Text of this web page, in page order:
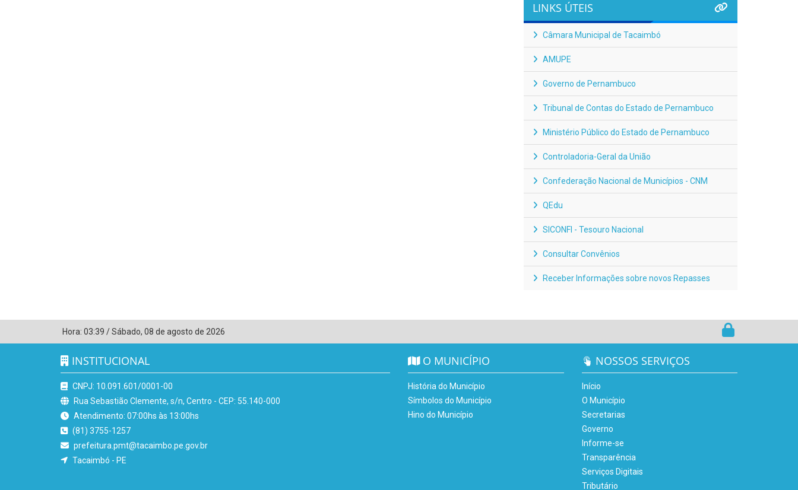
LINKS ÚTEIS
Câmara Municipal de Tacaimbó
AMUPE
Governo de Pernambuco
Tribunal de Contas do Estado de Pernambuco
Ministério Público do Estado de Pernambuco
Controladoria-Geral da União
Confederação Nacional de Municípios - CNM
QEdu
SICONFI - Tesouro Nacional
Consultar Convênios
Receber Informações sobre novos Repasses
Hora: 03:39 /Sábado, 08 de agosto de 2026
INSTITUCIONAL
CNPJ: 10.091.601/0001-00
Rua Sebastião Clemente, s/n, Centro - CEP: 55.140-000
Atendimento: 07:00hs às 13:00hs
(81) 3755-1257
prefeitura.pmt@tacaimbo.pe.gov.br
Tacaimbó - PE
O MUNICÍPIO
História do Município
Símbolos do Município
Hino do Município
NOSSOS SERVIÇOS
Início
O Município
Secretarias
Governo
Informe-se
Transparência
Serviços Digitais
Tributário